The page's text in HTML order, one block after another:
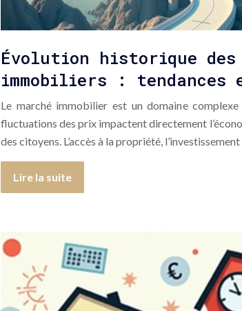
Évolution historique
immobiliers : tendances
Le marché immobilier est un domaine
fluctuations des prix impactent directement
des citoyens. L’accès à la propriété,
Lire la suite